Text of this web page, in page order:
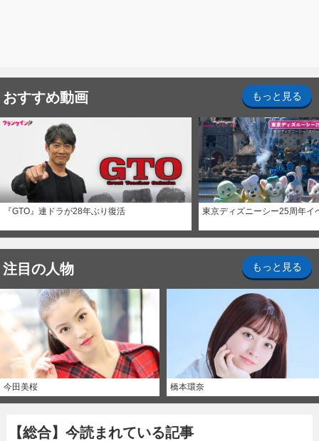
おすすめ動画 もっと見る
『GTO』連ドラが28年ぶり復活 東京ディズニーシー25周年イ
注目の人物 もっと見る
今田美桜 橋本環奈
【総合】今読まれている記事